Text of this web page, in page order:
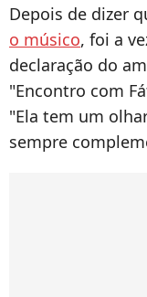
Depois de dizer
o músico, foi a
declaração do
"Encontro com
"Ela tem um
sempre